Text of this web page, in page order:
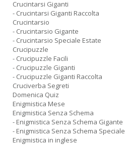
Crucintarsi Giganti
- Crucintarsi Giganti Raccolta
Crucintarsio
- Crucintarsio Gigante
- Crucintarsio Speciale Estate
Crucipuzzle
- Crucipuzzle Facili
- Crucipuzzle Giganti
- Crucipuzzle Giganti Raccolta
Cruciverba Segreti
Domenica Quiz
Enigmistica Mese
Enigmistica Senza Schema
- Enigmistica Senza Schema Gigante
- Enigmistica Senza Schema Speciale
Enigmistica in inglese